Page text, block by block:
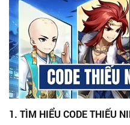
1. TÌM HIỂU CODE THIẾU